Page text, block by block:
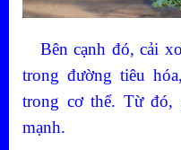
Bên cạnh đó, cải
trong đường tiêu
trong cơ thể. Từ
mạnh.